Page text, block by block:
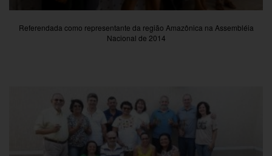
Referendada como representante da região Amazônica na Assembléia
Nacional de 2014